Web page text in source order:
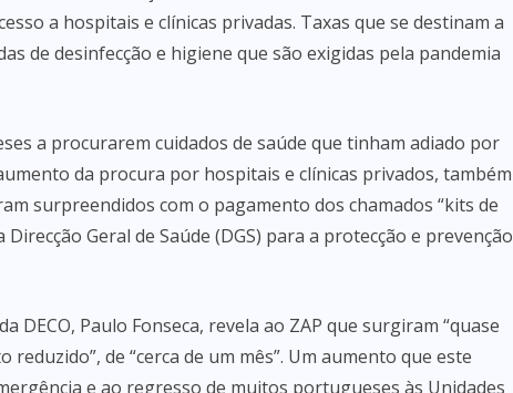
a hospitais e clínicas privadas. Taxas que se destinam a
de desinfecção e higiene que são exigidas pela pandemia
a procurarem cuidados de saúde que tinham adiado por
da procura por hospitais e clínicas privados, também
surpreendidos com o pagamento dos chamados “kits de
Geral de Saúde (DGS) para a protecção e prevenção
DECO, Paulo Fonseca, revela ao ZAP que surgiram “quase
reduzido”, de “cerca de um mês”. Um aumento que este
e ao regresso de muitos portugueses às Unidades